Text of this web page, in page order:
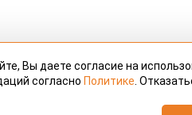
Вы даете согласие на
согласно Политике .